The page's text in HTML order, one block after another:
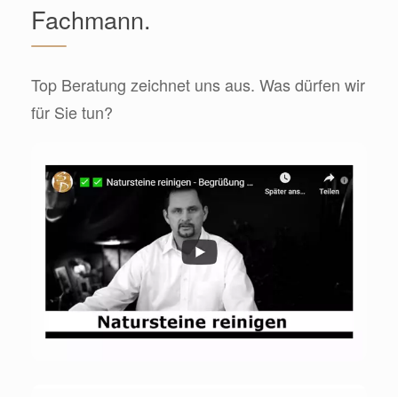
Fachmann.
Top Beratung zeichnet uns aus. Was dürfen wir
für Sie tun?